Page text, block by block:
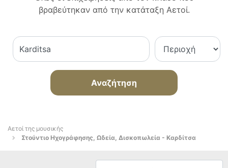
βραβεύτηκαν από την κατάταξη Αετοί.
Αναζήτηση
Αετοί της μουσικής
Στούντιο Ηχογράφησης, Ωδεία, Δισκοπωλεία - Καρδίτσα